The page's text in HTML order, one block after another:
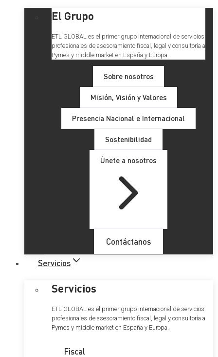
El Grupo
ETL GLOBAL es el primer grupo internacional de servicios
profesionales de asesoramiento fiscal, legal y consultoría a
Pymes y middle market en España y Europa.
Sobre nosotros
Misión, Visión y Valores
Presencia Nacional e Internacional
Sostenibilidad
Únete a nosotros
Contáctanos
Servicios
Servicios
ETL GLOBAL es el primer grupo internacional de servicios
profesionales de asesoramiento fiscal, legal y consultoría a
Pymes y middle market en España y Europa.
Fiscal